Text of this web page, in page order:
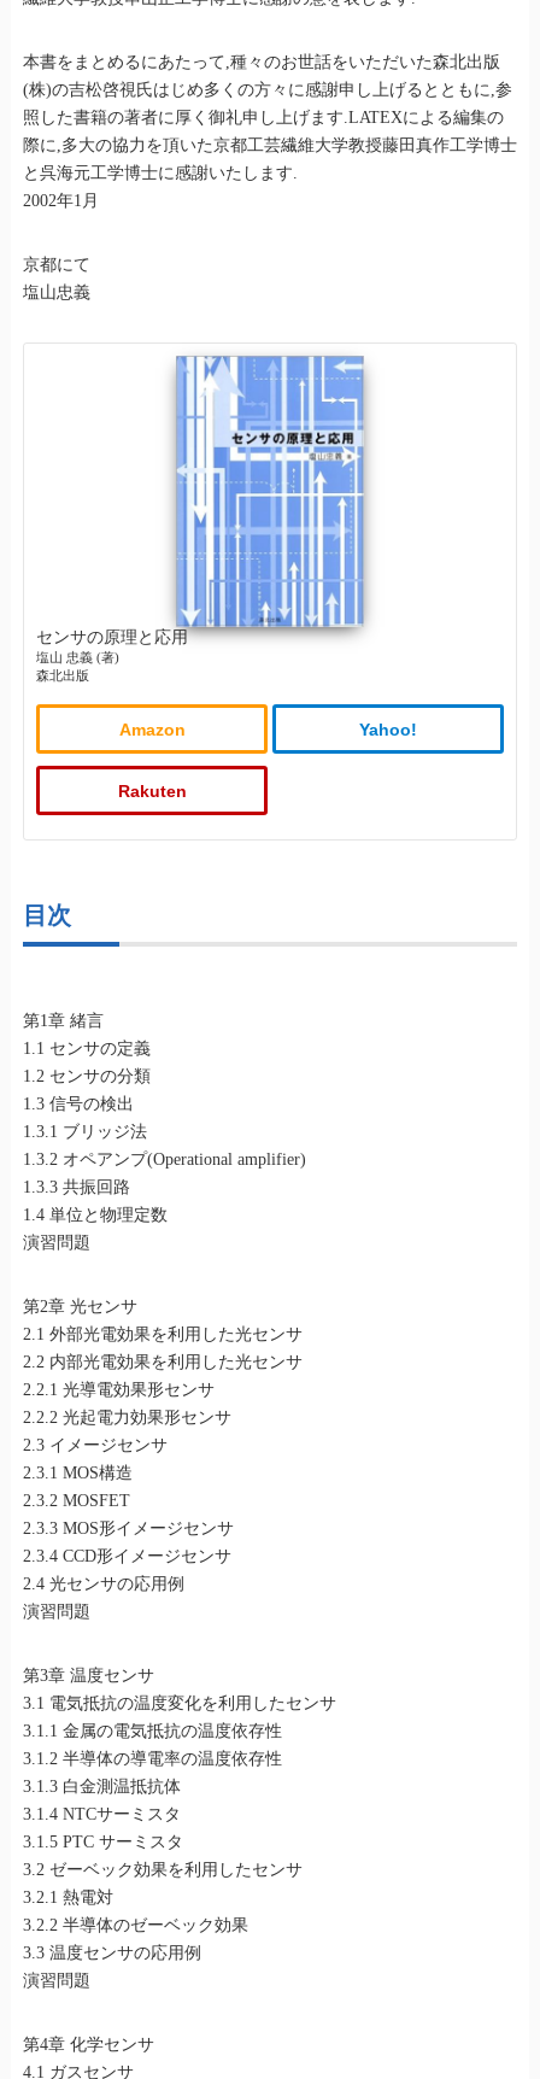
本書をまとめるにあたって,種々のお世話をいただいた森北出版
(株)の吉松啓視氏はじめ多くの方々に感謝申し上げるとともに,参
照した書籍の著者に厚く御礼申し上げます.LATEXによる編集の
際に,多大の協力を頂いた京都工芸繊維大学教授藤田真作工学博士
と呉海元工学博士に感謝いたします.
2002年1月
京都にて
塩山忠義
センサの原理と応用
塩山 忠義 (著)
森北出版
Amazon Yahoo!
Rakuten
目次
第1章 緒言
1.1 センサの定義
1.2 センサの分類
1.3 信号の検出
1.3.1 ブリッジ法
1.3.2 オペアンプ(Operational amplifier)
1.3.3 共振回路
1.4 単位と物理定数
演習問題
第2章 光センサ
2.1 外部光電効果を利用した光センサ
2.2 内部光電効果を利用した光センサ
2.2.1 光導電効果形センサ
2.2.2 光起電力効果形センサ
2.3 イメージセンサ
2.3.1 MOS構造
2.3.2 MOSFET
2.3.3 MOS形イメージセンサ
2.3.4 CCD形イメージセンサ
2.4 光センサの応用例
演習問題
第3章 温度センサ
3.1 電気抵抗の温度変化を利用したセンサ
3.1.1 金属の電気抵抗の温度依存性
3.1.2 半導体の導電率の温度依存性
3.1.3 白金測温抵抗体
3.1.4 NTCサーミスタ
3.1.5 PTC サーミスタ
3.2 ゼーベック効果を利用したセンサ
3.2.1 熱電対
3.2.2 半導体のゼーベック効果
3.3 温度センサの応用例
演習問題
第4章 化学センサ
4.1 ガスセンサ